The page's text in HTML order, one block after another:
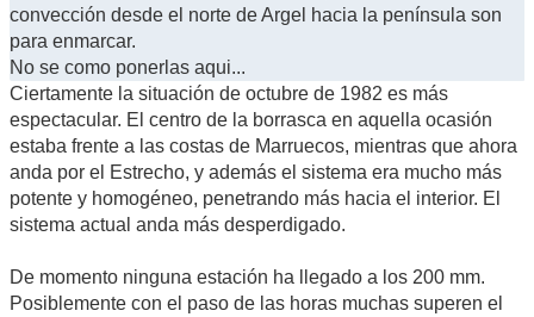
convección desde el norte de Argel hacia la península son
para enmarcar.
No se como ponerlas aqui...
Ciertamente la situación de octubre de 1982 es más
espectacular. El centro de la borrasca en aquella ocasión
estaba frente a las costas de Marruecos, mientras que ahora
anda por el Estrecho, y además el sistema era mucho más
potente y homogéneo, penetrando más hacia el interior. El
sistema actual anda más desperdigado.
De momento ninguna estación ha llegado a los 200 mm.
Posiblemente con el paso de las horas muchas superen el